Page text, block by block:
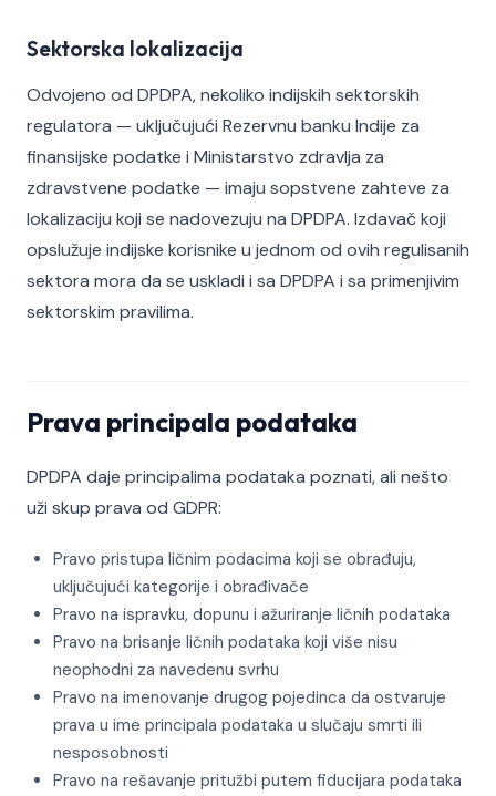
Sektorska lokalizacija
Odvojeno od DPDPA, nekoliko indijskih sektorskih
regulatora — uključujući Rezervnu banku Indije za
finansijske podatke i Ministarstvo zdravlja za
zdravstvene podatke — imaju sopstvene zahteve za
lokalizaciju koji se nadovezuju na DPDPA. Izdavač koji
opslužuje indijske korisnike u jednom od ovih regulisanih
sektora mora da se uskladi i sa DPDPA i sa primenjivim
sektorskim pravilima.
Prava principala podataka
DPDPA daje principalima podataka poznati, ali nešto
uži skup prava od GDPR:
Pravo pristupa ličnim podacima koji se obrađuju,
uključujući kategorije i obrađivače
Pravo na ispravku, dopunu i ažuriranje ličnih podataka
Pravo na brisanje ličnih podataka koji više nisu
neophodni za navedenu svrhu
Pravo na imenovanje drugog pojedinca da ostvaruje
prava u ime principala podataka u slučaju smrti ili
nesposobnosti
Pravo na rešavanje pritužbi putem fiducijara podataka